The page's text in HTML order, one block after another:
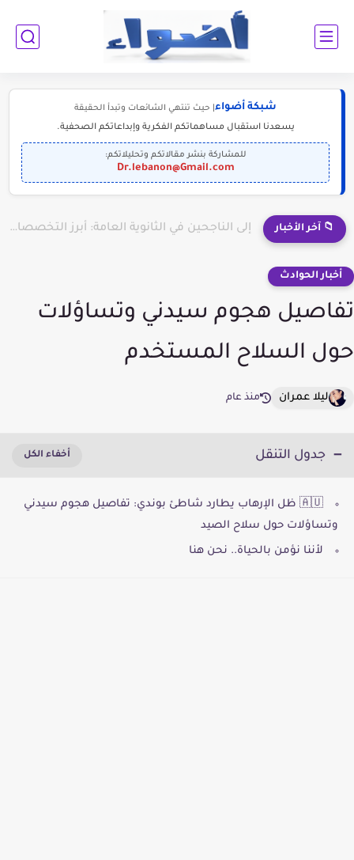
شبكة أضواء | حيث تنتهي الشائعات وتبدأ الحقيقة
يسعدنا استقبال مساهماتكم الفكرية وإبداعاتكم الصحفية.
للمشاركة بنشر مقالاتكم وتحليلاتكم:
Dr.lebanon@Gmail.com
📁 آخر الأخبار إلى الناجحين في الثانوية العامة: أبرز التخصصات المطلوبة للمستقبل (2030-2050)
أخبار الحوادث
تفاصيل هجوم سيدني وتساؤلات
حول السلاح المستخدم
ليلا عمران منذ عام
جدول التنقل
🇦🇺 ظل الإرهاب يطارد شاطئ بوندي: تفاصيل هجوم سيدني
وتساؤلات حول سلاح الصيد
لأننا نؤمن بالحياة.. نحن هنا